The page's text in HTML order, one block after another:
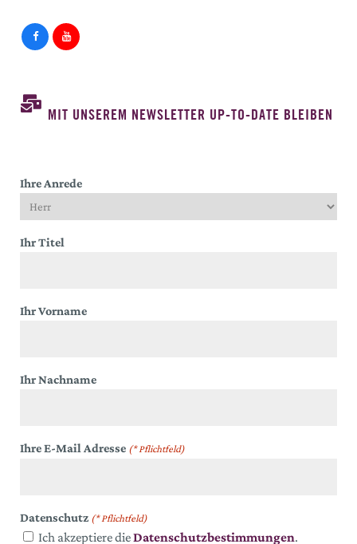
MIT UNSEREM NEWSLETTER UP-TO-DATE BLEIBEN
Ihre Anrede
Ihr Titel
Ihr Vorname
Ihr Nachname
Ihre E-Mail Adresse (* Pflichtfeld)
Datenschutz (* Pflichtfeld)
Ich akzeptiere dieDatenschutzbestimmungen.